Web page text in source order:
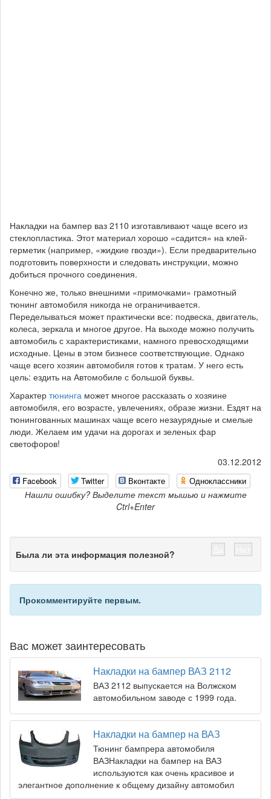
Накладки на бампер ваз 2110 изготавливают чаще всего из
стеклопластика. Этот материал хорошо «садится» на клей-
герметик (например, «жидкие гвозди»). Если предварительно
подготовить поверхности и следовать инструкции, можно
добиться прочного соединения.
Конечно же, только внешними «примочками» грамотный
тюнинг автомобиля никогда не ограничивается.
Переделываться может практически все: подвеска, двигатель,
колеса, зеркала и многое другое. На выходе можно получить
автомобиль с характеристиками, намного превосходящими
исходные. Цены в этом бизнесе соответствующие. Однако
чаще всего хозяин автомобиля готов к тратам. У него есть
цель: ездить на Автомобиле с большой буквы.
Характер тюнинга может многое рассказать о хозяине
автомобиля, его возрасте, увлечениях, образе жизни. Ездят на
тюнингованных машинах чаще всего незаурядные и смелые
люди. Желаем им удачи на дорогах и зеленых фар
светофоров!
03.12.2012
Facebook Twitter Вконтакте Одноклассники
Нашли ошибку? Выделите текст мышью и нажмите
Ctrl+Enter
Была ли эта информация полезной?
Прокомментируйте первым.
Вас может заинтересовать
Накладки на бампер ВАЗ 2112
ВАЗ 2112 выпускается на Волжском
автомобильном заводе с 1999 года.
Накладки на бампер на ВАЗ
Тюнинг бампрера автомобиля
ВАЗНакладки на бампер на ВАЗ
используются как очень красивое и
элегантное дополнение к общему дизайну автомобил